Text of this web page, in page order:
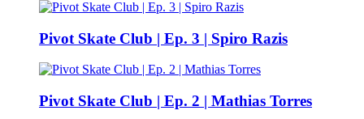
Pivot Skate Club | Ep. 3 | Spiro Razis
Pivot Skate Club | Ep. 2 | Mathias Torres